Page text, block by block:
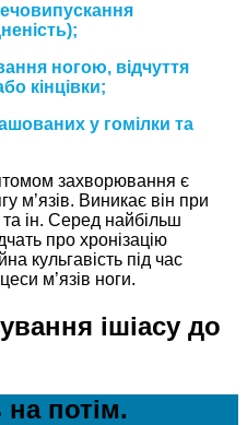
ногою, відчуття
кінцівки;
у гомілки та
захворювання є
м’язів. Виникає він при
та ін. Серед найбільш
про хронізацію
кульгавість під час
м’язів ноги.
ішіасу до
на потім.